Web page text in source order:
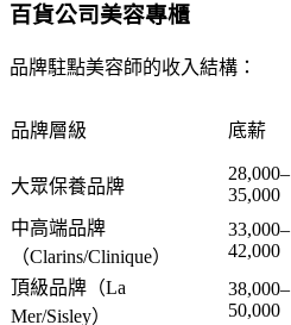
百貨公司美容專櫃
品牌駐點美容師的收入結構：
品牌層級 底薪
大眾保養品牌
28,000–
35,000
中高端品牌
（Clarins/Clinique）
33,000–
42,000
頂級品牌（La
Mer/Sisley）
38,000–
50,000